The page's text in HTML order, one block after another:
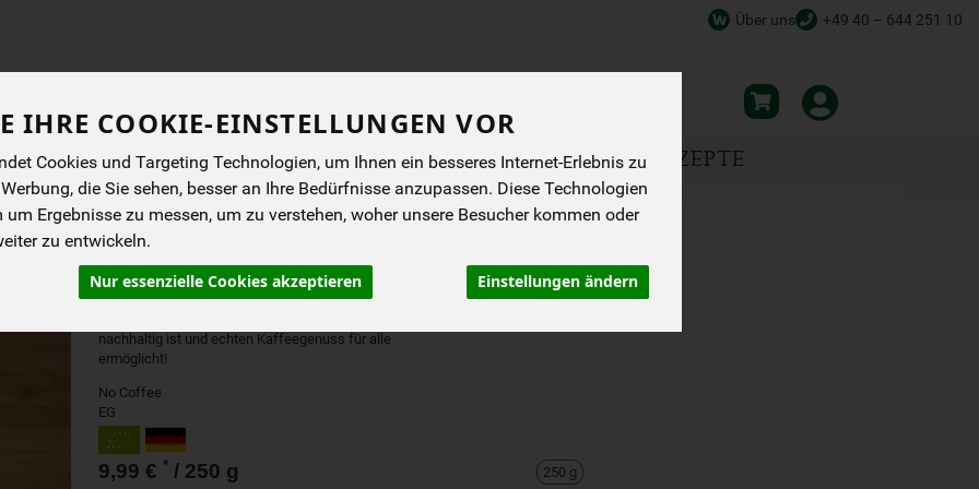
IHRE COOKIE-EINSTELLUNGEN VOR
Cookies und Targeting Technologien, um Ihnen ein besseres Internet-Erlebnis zu
die Sie sehen, besser an Ihre Bedürfnisse anzupassen. Diese Technologien
Ergebnisse zu messen, um zu verstehen, woher unsere Besucher kommen oder
zu entwickeln.
Nur essenzielle Cookies akzeptieren Einstellungen ändern
+49 40 – 644 251 10
Über uns
BIOKISTEN ANGEBOTE NEUES INSPIRATION REZEPTE
NO COFFEE FILTER GANZE BOHNE
Endlich ein 100% natürlich entkoffinierter
nachhaltig ist und echten Kaffeegenuss für alle
ermöglicht!
No Coffee
EG
9,99 € * / 250 g 250 g